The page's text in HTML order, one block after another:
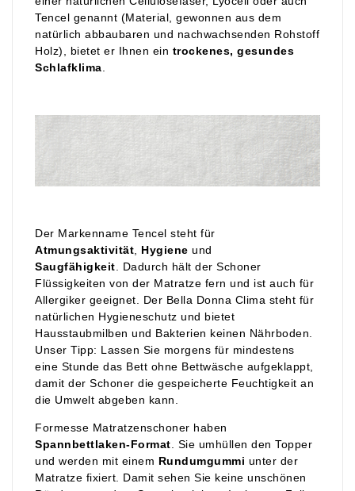
Tencel genannt (Material, gewonnen aus dem
natürlich abbaubaren und nachwachsenden Rohstoff
Holz), bietet er Ihnen ein trockenes, gesundes
Schlafklima
Der Markenname Tencel steht für
Atmungsaktivität
Hygiene und
Saugfähigkeit . Dadurch hält der Schoner
Flüssigkeiten von der Matratze fern und ist auch für
Allergiker geeignet. Der Bella Donna Clima steht für
natürlichen Hygieneschutz und bietet
Hausstaubmilben und Bakterien keinen Nährboden.
Unser Tipp: Lassen Sie morgens für mindestens
eine Stunde das Bett ohne Bettwäsche aufgeklappt,
damit der Schoner die gespeicherte Feuchtigkeit an
die Umwelt abgeben kann.
Formesse Matratzenschoner haben
Spannbettlaken-Format . Sie umhüllen den Topper
und werden mit einem Rundumgummi unter der
Matratze fixiert. Damit sehen Sie keine unschönen